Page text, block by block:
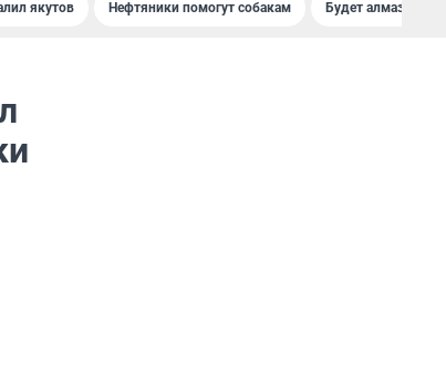
якутов Нефтяники помогут собакам Будет алмазный